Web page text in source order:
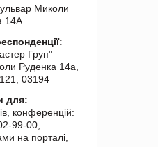
Миколи
14А
Груп"
Руденка 14а,
03194
для:
конференцій:
99-00,
на порталі,